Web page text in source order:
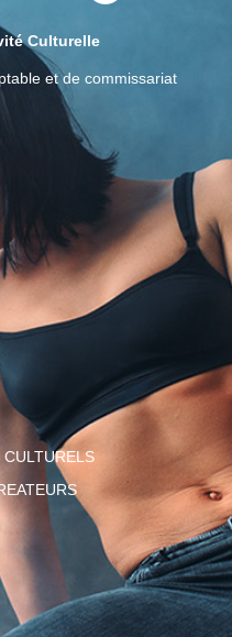
Culturelle
et de commissariat